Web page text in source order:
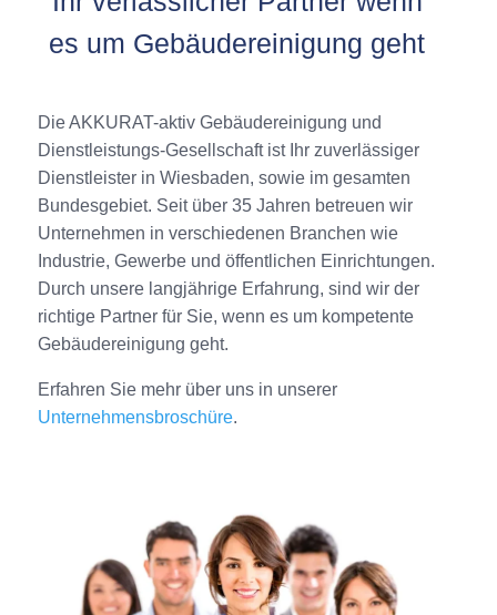
es um Gebäu­de­rei­ni­gung geht
Die AKKURAT-aktiv Gebäudereinigung und
Dienstleistungs-Gesellschaft ist Ihr zuverlässiger
Dienstleister in Wiesbaden, sowie im gesamten
Bundesgebiet. Seit über 35 Jahren betreuen wir
Unternehmen in verschiedenen Branchen wie
Industrie, Gewerbe und öffentlichen Einrichtungen.
Durch unsere langjährige Erfahrung, sind wir der
richtige Partner für Sie, wenn es um kompetente
Gebäudereinigung geht.
Erfahren Sie mehr über uns in unserer
Unternehmensbroschüre.